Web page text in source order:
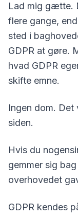
Lad mig gætte.
flere gange,
sted i
GDPR at gøre.
hvad GDPR
skifte emne.
Ingen dom. Det
siden.
Hvis du
gemmer sig
overhovedet
GDPR kendes